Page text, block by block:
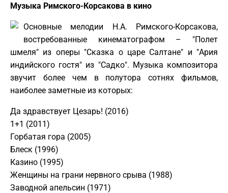
Музыка Римского-Корсакова в кино
Основные мелодии Н.А. Римского-Корсакова,
востребованные кинематографом – "Полет
шмеля" из оперы "Сказка о царе Салтане" и "Ария
индийского гостя" из "Садко". Музыка композитора
звучит более чем в полутора сотнях фильмов,
наиболее заметные из которых:
Да здравствует Цезарь! (2016)
1+1 (2011)
Горбатая гора (2005)
Блеск (1996)
Казино (1995)
Женщины на грани нервного срыва (1988)
Заводной апельсин (1971)